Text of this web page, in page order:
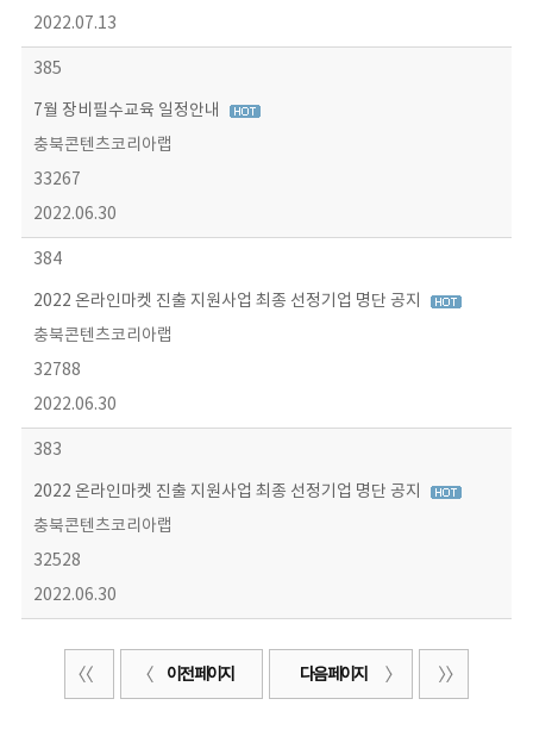
2022.07.13
385
7월 장비필수교육 일정안내
충북콘텐츠코리아랩
33267
2022.06.30
384
2022 온라인마켓 진출 지원사업 최종 선정기업 명단 공지
충북콘텐츠코리아랩
32788
2022.06.30
383
2022 온라인마켓 진출 지원사업 최종 선정기업 명단 공지
충북콘텐츠코리아랩
32528
2022.06.30
이전 페이지 다음 페이지